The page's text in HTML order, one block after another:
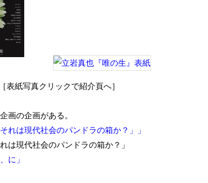
［表紙写真クリックで紹介頁へ］
画の企画がある。
れは現代社会のパンドラの箱か？」」
現代社会のパンドラの箱か？」
に」